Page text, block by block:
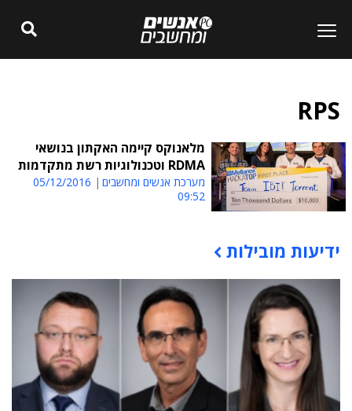
RPS
מלאנוקס קיימה האקתון בנושאי
RDMA וטכנולוגיות רשת מתקדמות
מערכת אנשים ומחשבים
05/12/2016
09:52
תוכן פרסומי
ידיעות מובילות